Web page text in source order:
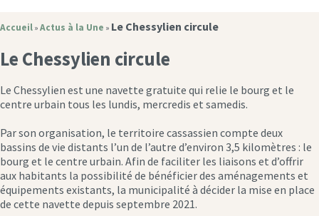
Accueil » Actus à la Une » Le Chessylien circule
Le Chessylien circule
Le Chessylien est une navette gratuite qui relie le bourg et le
centre urbain tous les lundis, mercredis et samedis.
Par son organisation, le territoire cassassien compte deux
bassins de vie distants l’un de l’autre d’environ 3,5 kilomètres : le
bourg et le centre urbain. Afin de faciliter les liaisons et d’offrir
aux habitants la possibilité de bénéficier des aménagements et
équipements existants, la municipalité à décider la mise en place
de cette navette depuis septembre 2021.